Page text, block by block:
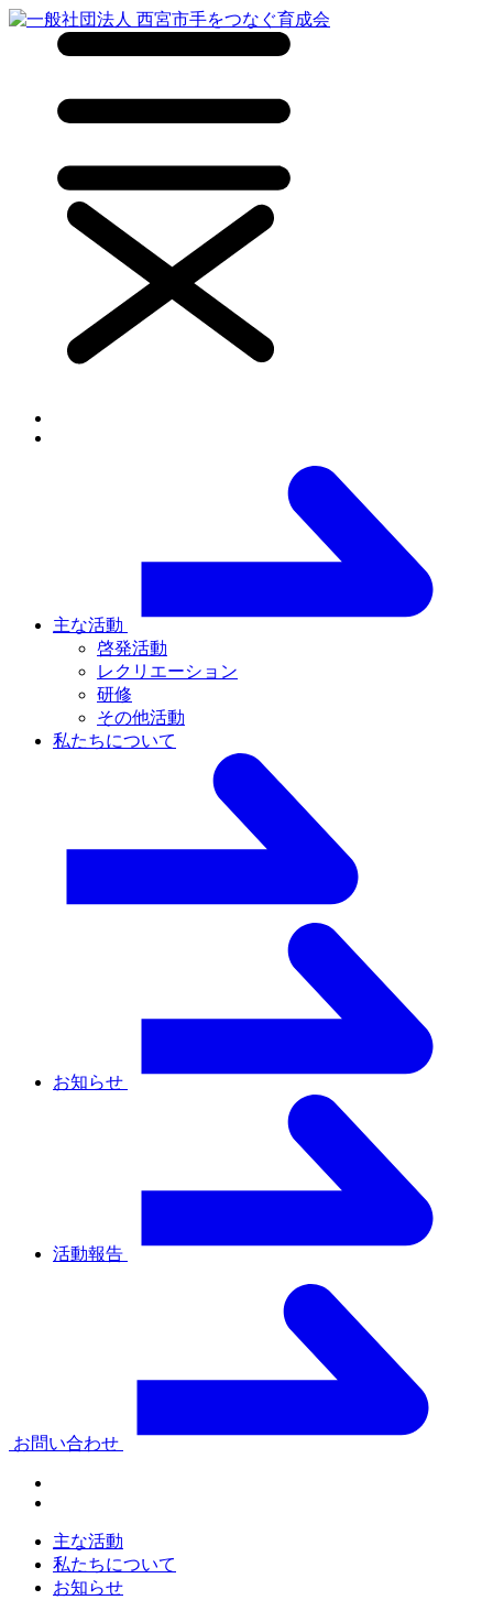
主な活動
啓発活動
レクリエーション
研修
その他活動
私たちについて
お知らせ
活動報告
お問い合わせ
主な活動
私たちについて
お知らせ